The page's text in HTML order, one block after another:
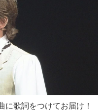
に歌詞をつけてお届け！